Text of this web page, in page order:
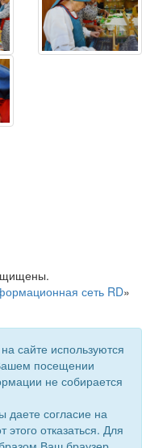
сеть RD»
сайте используются
посещении
не собирается
даете согласие на
отказаться. Для